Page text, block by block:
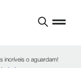
incríveis o aguardam!